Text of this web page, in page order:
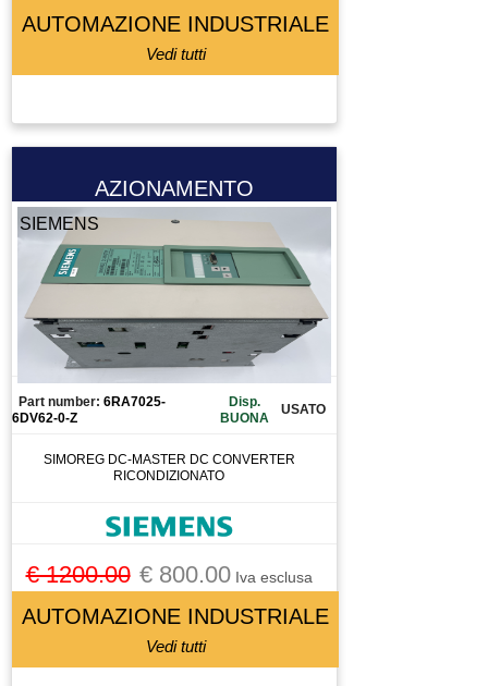
STOPPER
STRUMENTO DI MISURA
TAVOLA GIREVOLE
TAVOLA ROTANTE
TELECOMANDO
TERMOREGOLATORE
TERMOSTATO
TESTA PER FRESA
TOOL CHANGE
TORCIA
TRAINAFILO
TRASFORMATORE
TUBO
UTENSILE
VITE A RICIRCOLO DI SFERE
ZIONAMENTO
AUTOMAZIONE INDUSTRIALE
Vedi tutti
AZIONAMENTO
SIEMENS
Part number: 6RA7025-
6DV62-0-Z
Disp.
BUONA
USATO
SIMOREG DC-MASTER DC CONVERTER
RICONDIZIONATO
€ 1200.00 € 800.00Iva esclusa
AUTOMAZIONE INDUSTRIALE
Vedi tutti